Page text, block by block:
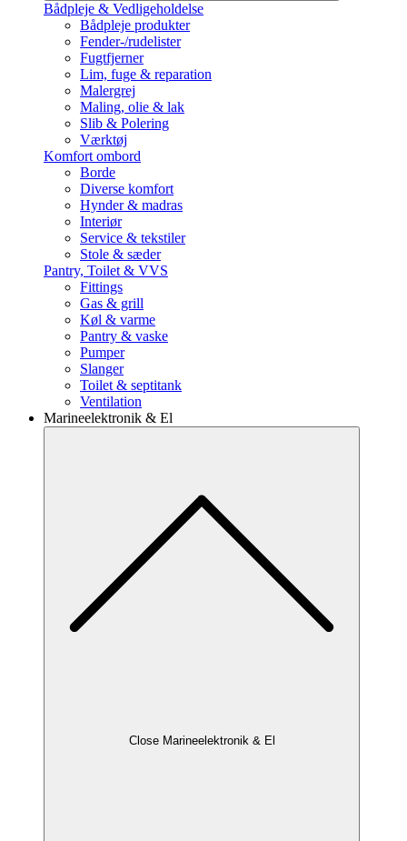
Bådpleje & Vedligeholdelse
Bådpleje produkter
Fender-/rudelister
Fugtfjerner
Lim, fuge & reparation
Malergrej
Maling, olie & lak
Slib & Polering
Værktøj
Komfort ombord
Borde
Diverse komfort
Hynder & madras
Interiør
Service & tekstiler
Stole & sæder
Pantry, Toilet & VVS
Fittings
Gas & grill
Køl & varme
Pantry & vaske
Pumper
Slanger
Toilet & septitank
Ventilation
Marineelektronik & El
Close Marineelektronik & El